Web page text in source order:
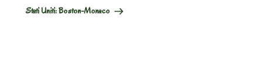
Stati Uniti: Boston-Monaco